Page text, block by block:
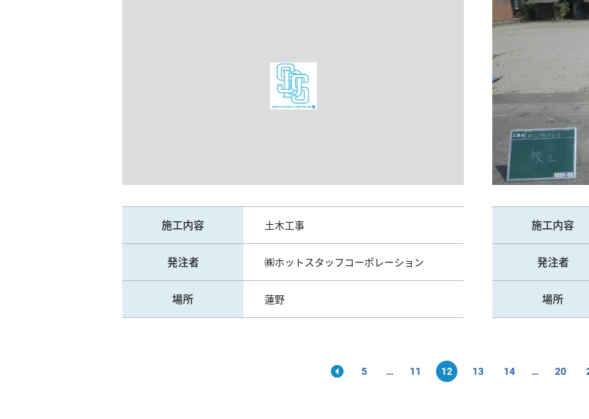
施工内容 土木工事
発注者 ㈱ホットスタッフコーポレーション
場所 蓮野
施工内容
発注者
場所
5 11 12 13 14 20